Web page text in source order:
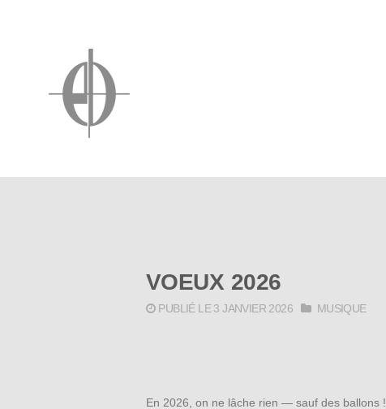
VOEUX 2026
PUBLIÉ LE 3 JANVIER 2026 MUSIQUE
En 2026, on ne lâche rien — sauf des ballons !